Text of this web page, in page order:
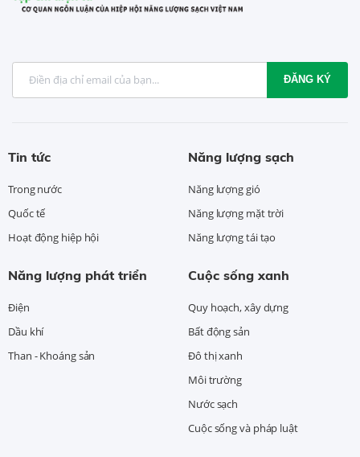
ĐĂNG KÝ
Tin tức
Trong nước
Quốc tế
Hoạt động hiệp hội
Năng lượng sạch
Năng lượng gió
Năng lượng mặt trời
Năng lượng tái tạo
Năng lượng phát triển
Điện
Dầu khí
Than - Khoáng sản
Cuộc sống xanh
Quy hoạch, xây dựng
Bất động sản
Đô thị xanh
Môi trường
Nước sạch
Cuộc sống và pháp luật